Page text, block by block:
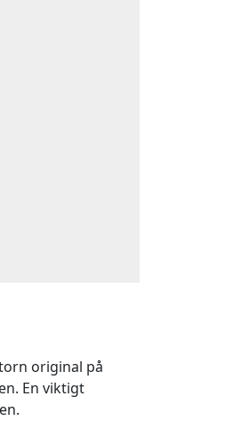
original på
En viktigt